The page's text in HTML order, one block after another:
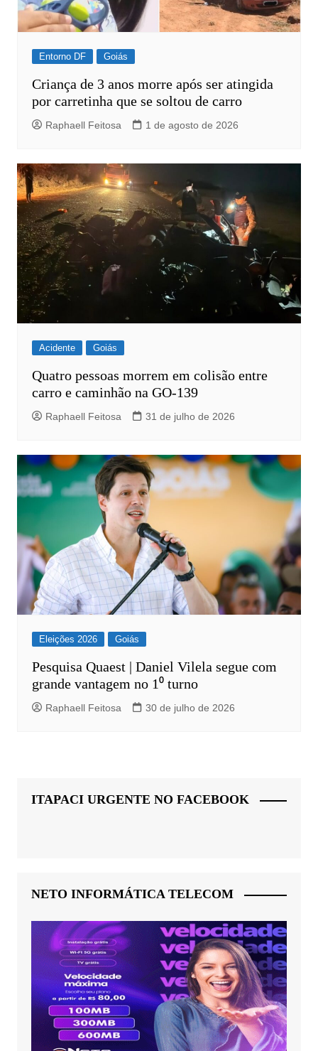
Entorno DF Goiás
Criança de 3 anos morre após ser atingida
por carretinha que se soltou de carro
Raphaell Feitosa 1 de agosto de 2026
Acidente Goiás
Quatro pessoas morrem em colisão entre
carro e caminhão na GO-139
Raphaell Feitosa 31 de julho de 2026
Eleições 2026 Goiás
Pesquisa Quaest | Daniel Vilela segue com
grande vantagem no 1⁰ turno
Raphaell Feitosa 30 de julho de 2026
ITAPACI URGENTE NO FACEBOOK
NETO INFORMÁTICA TELECOM